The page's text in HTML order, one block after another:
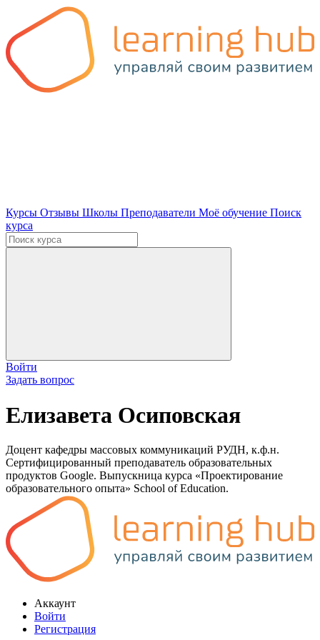
Курсы Отзывы Школы Преподаватели Моё обучение Поиск
курса
Войти
Задать вопрос
Елизавета Осиповская
Доцент кафедры массовых коммуникаций РУДН, к.ф.н.
Сертифицированный преподаватель образовательных
продуктов Google. Выпускница курса «Проектирование
образовательного опыта» School of Education.
Аккаунт
Войти
Регистрация